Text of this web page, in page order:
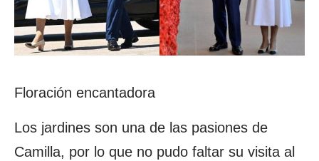
Floración encantadora
Los jardines son una de las pasiones de
Camilla, por lo que no pudo faltar su visita al